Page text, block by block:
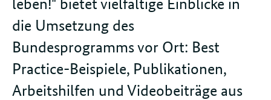
leben!" bietet vielfältige Einblicke in
die Umsetzung des
Bundesprogramms vor Ort: Best
Practice-Beispiele, Publikationen,
Arbeitshilfen und Videobeiträge aus